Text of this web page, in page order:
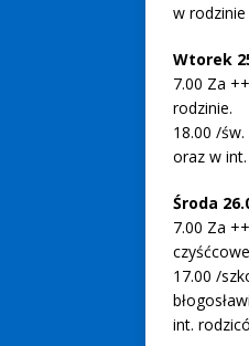
w
Wtorek
7.00 Za
rodzinie.
18.00 /
oraz w
Środa
7.00 Za
17.00 /
int.